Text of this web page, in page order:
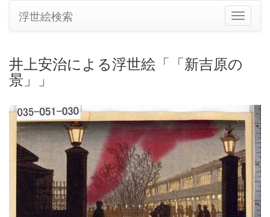
ナ
ビ
シ
切
り
替
え
浮世絵検索
井上安治による浮世絵「「新吉原の
景」」